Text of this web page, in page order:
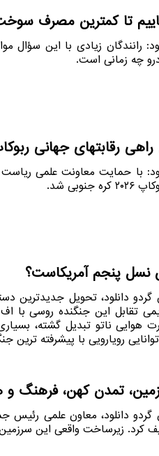
تا کمترین مصرف
رانندگان زیادی با این
چه زمانی است.
راهی رقابتهای جهانی
با حمایت معاونت علمی
جنوبی شد.
نسل پنجم آمریکاست؟
رویارویی با پیشرفته ترین
تمدن کهن، فرهنگ
دانلود، معاون علمی رئیس
کرد. زیرساخت واقعی این